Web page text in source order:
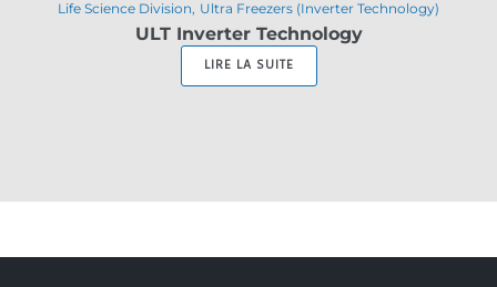
Life Science Division Ultra Freezers (Inverter Technology)
ULT Inverter Technology
LIRE LA SUITE